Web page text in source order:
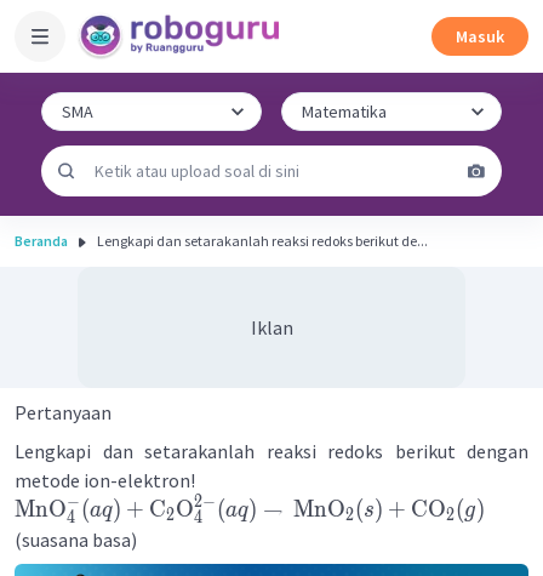
Masuk
Beranda Lengkapi dan setarakanlah reaksi redoks berikut de...
Iklan
Pertanyaan
Lengkapi dan setarakanlah reaksi redoks berikut dengan
metode ion-elektron!
MnO4
−(aq) + C2O4
2−(aq) → MnO2(s) + CO2(g)
(suasana basa)